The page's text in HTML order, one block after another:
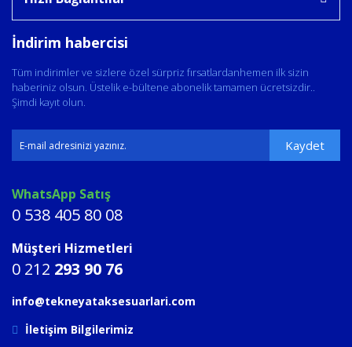
İndirim habercisi
Tüm indirimler ve sizlere özel sürpriz fırsatlardanhemen ilk sizin
haberiniz olsun. Üstelik e-bültene abonelik tamamen ücretsizdir..
Şimdi kayıt olun.
Kaydet
WhatsApp Satış
0 538 405 80 08
Müşteri Hizmetleri
0 212 293 90 76
info@tekneyataksesuarlari.com
İletişim Bilgilerimiz